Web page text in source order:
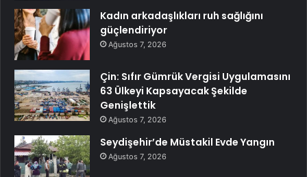
Kadın arkadaşlıkları ruh sağlığını
güçlendiriyor
Ağustos 7, 2026
Çin: Sıfır Gümrük Vergisi Uygulamasını
63 Ülkeyi Kapsayacak Şekilde
Genişlettik
Ağustos 7, 2026
Seydişehir’de Müstakil Evde Yangın
Ağustos 7, 2026